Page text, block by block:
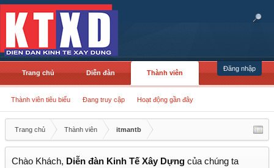
Đăng nhập
Trang chủ Diễn đàn Thành viên
Thành viên tiêu biểu Đang truy cập Hoạt động gần đây
Trang chủ Thành viên itmantb
Chào Khách, Diễn đàn Kinh Tế Xây Dựng của chúng ta